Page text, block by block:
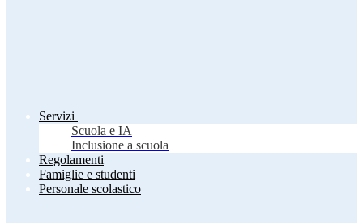
Servizi
Scuola e IA
Inclusione a scuola
Regolamenti
Famiglie e studenti
Personale scolastico